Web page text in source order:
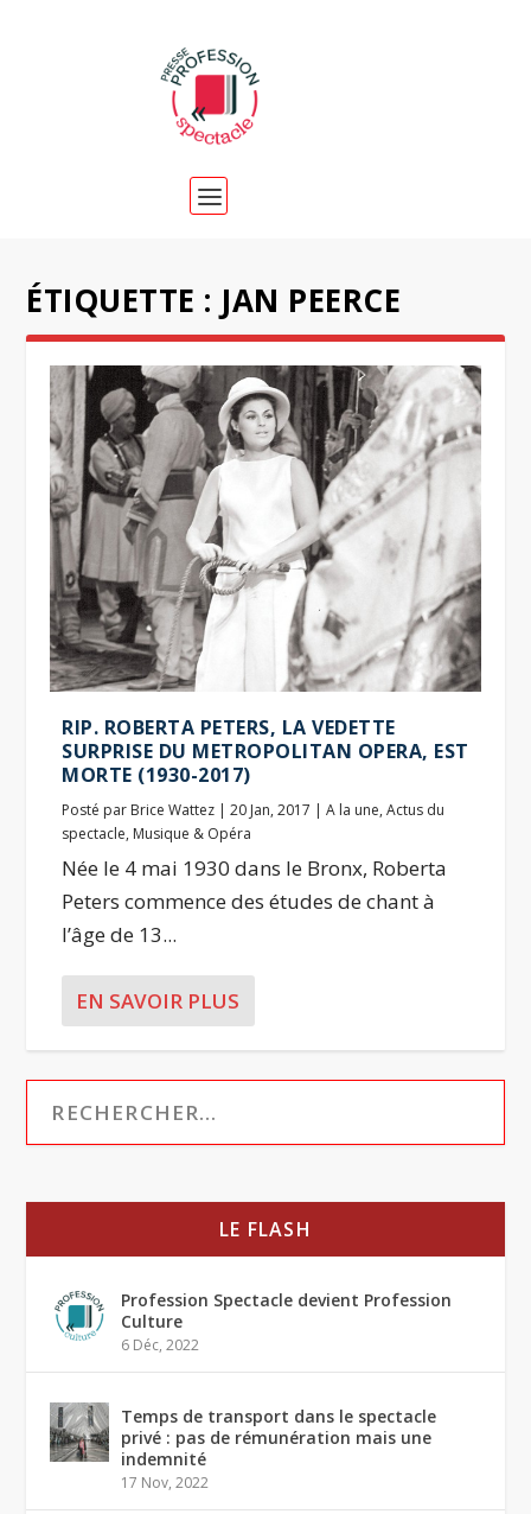
ÉTIQUETTE : JAN PEERCE
RIP. ROBERTA PETERS, LA VEDETTE
SURPRISE DU METROPOLITAN OPERA, EST
MORTE (1930-2017)
Posté par Brice Wattez |20 Jan, 2017 |A la une,Actus du
spectacle, Musique & Opéra
Née le 4 mai 1930 dans le Bronx, Roberta
Peters commence des études de chant à
l’âge de 13...
EN SAVOIR PLUS
LE FLASH
Profession Spectacle devient Profession
Culture
6 Déc, 2022
Temps de transport dans le spectacle
privé : pas de rémunération mais une
indemnité
17 Nov, 2022